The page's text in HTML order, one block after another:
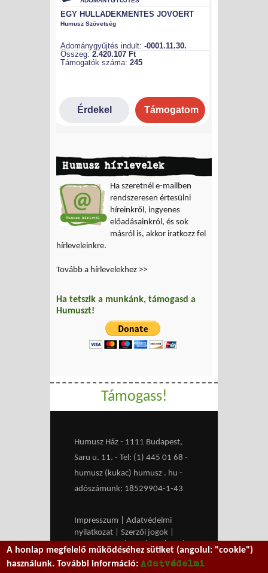
Humusz hírlevelek
Ha szeretnél e-mailben
rendszeresen értesülni
híreinkről, ingyenes
előadásainkról, és sok
másról is, akkor iratkozz fel
hírleveleinkre.
Tovább a hírlevelekhez >>
Ha tetszik a munkánk, támogasd a
Humuszt!
Támogass!
Humusz Ház - 1111 Budapest,
Saru u. 11. - Tel: (1) 445 01 68 -
humusz (kukac) humusz . hu -
adószámunk: 18529904-1-43
Impresszum
Adatvédelmi
nyilatkozat
Szerzői jogok
Médiaajánlat
RSS HU| EN
A honlap megfelelő működéséhez sütiket (angolul: "cookie")
használunk. További információ:Adatvédelmi